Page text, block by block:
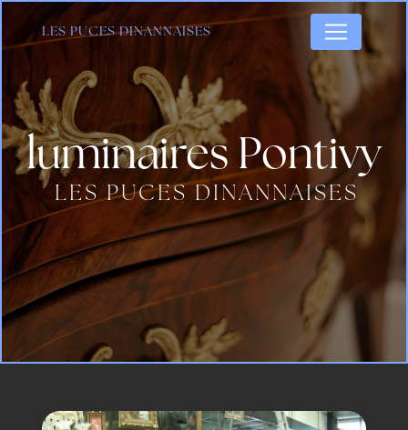
LES PUCES DINANNAISES
luminaires Pontivy
LES PUCES DINANNAISES
Panneau de gestion des cookies